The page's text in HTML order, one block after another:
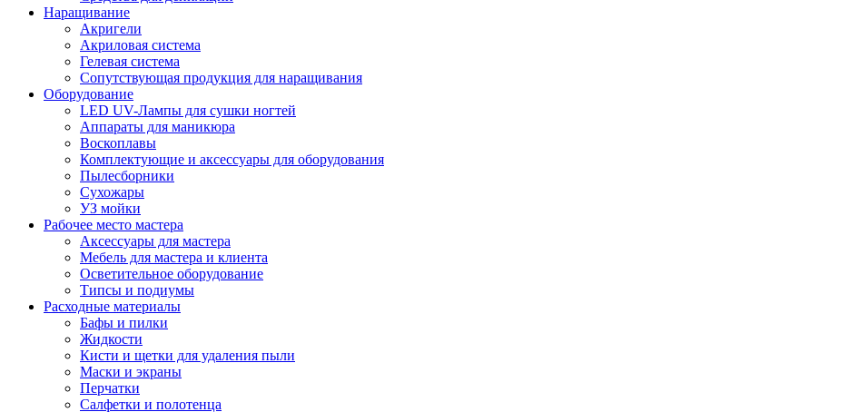
Наращивание
Акригели
Акриловая система
Гелевая система
Сопутствующая продукция для наращивания
Оборудование
LED UV-Лампы для сушки ногтей
Аппараты для маникюра
Воскоплавы
Комплектующие и аксессуары для оборудования
Пылесборники
Сухожары
УЗ мойки
Рабочее место мастера
Аксессуары для мастера
Мебель для мастера и клиента
Осветительное оборудование
Типсы и подиумы
Расходные материалы
Бафы и пилки
Жидкости
Кисти и щетки для удаления пыли
Маски и экраны
Перчатки
Салфетки и полотенца